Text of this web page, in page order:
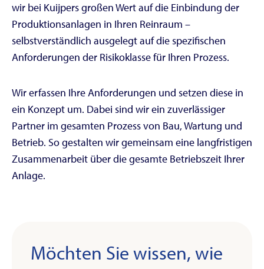
wir bei Kuijpers großen Wert auf die Einbindung der
Produktionsanlagen in Ihren Reinraum –
selbstverständlich ausgelegt auf die spezifischen
Anforderungen der Risikoklasse für Ihren Prozess.
Wir erfassen Ihre Anforderungen und setzen diese in
ein Konzept um. Dabei sind wir ein zuverlässiger
Partner im gesamten Prozess von Bau, Wartung und
Betrieb. So gestalten wir gemeinsam eine langfristigen
Zusammenarbeit über die gesamte Betriebszeit Ihrer
Anlage.
Möchten Sie wissen, wie